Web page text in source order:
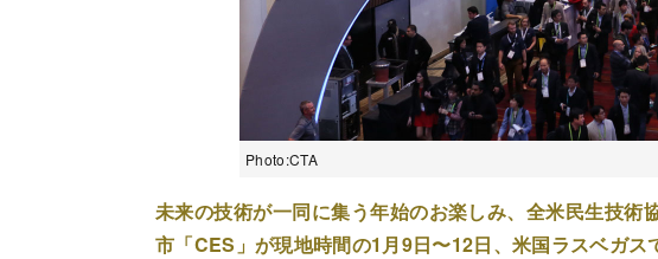
Photo:CTA
未来の技術が一同に集う年始のお楽しみ、全米民生技
市「CES」が現地時間の1月9日〜12日、米国ラスベガ